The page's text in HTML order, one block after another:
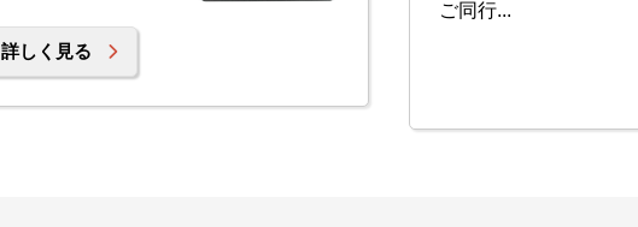
詳しく見る
ご同行...